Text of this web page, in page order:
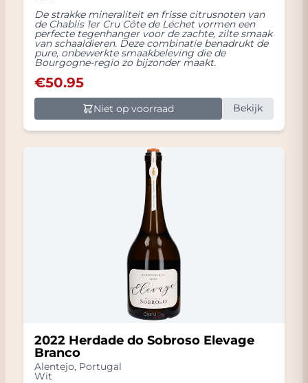
De strakke mineraliteit en frisse citrusnoten van
de Chablis 1er Cru Côte de Léchet vormen een
perfecte tegenhanger voor de zachte, zilte smaak
van schaaldieren. Deze combinatie benadrukt de
pure, onbewerkte smaakbeleving die de
Bourgogne-regio zo bijzonder maakt.
€50.95
Niet op voorraad Bekijk
2022 Herdade do Sobroso Elevage
Branco
Alentejo, Portugal
Wit